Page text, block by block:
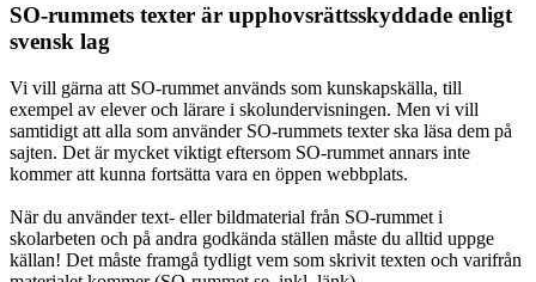
SO-rummets texter är upphovsrättsskyddade enligt
svensk lag
Vi vill gärna att SO-rummet används som kunskapskälla, till
exempel av elever och lärare i skolundervisningen. Men vi vill
samtidigt att alla som använder SO-rummets texter ska läsa dem på
sajten. Det är mycket viktigt eftersom SO-rummet annars inte
kommer att kunna fortsätta vara en öppen webbplats.
När du använder text- eller bildmaterial från SO-rummet i
skolarbeten och på andra godkända ställen måste du alltid uppge
källan! Det måste framgå tydligt vem som skrivit texten och varifrån